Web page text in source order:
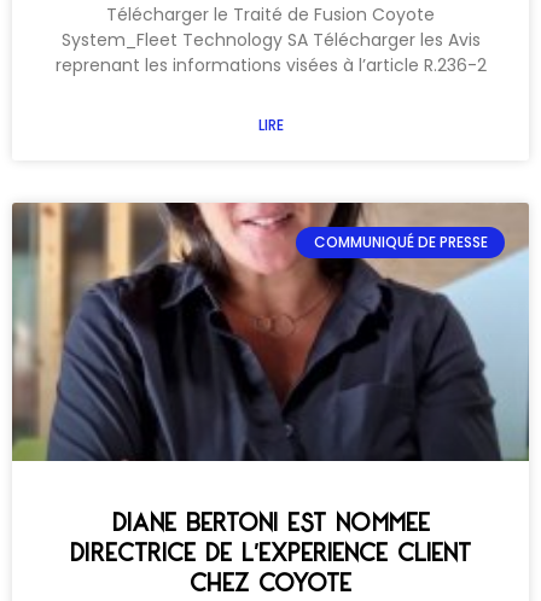
Télécharger le Traité de Fusion Coyote
System_Fleet Technology SA Télécharger les Avis
reprenant les informations visées à l’article R.236-2
LIRE
COMMUNIQUÉ DE PRESSE
DIANE BERTONI EST NOMMEE
DIRECTRICE DE L’EXPERIENCE CLIENT
CHEZ COYOTE